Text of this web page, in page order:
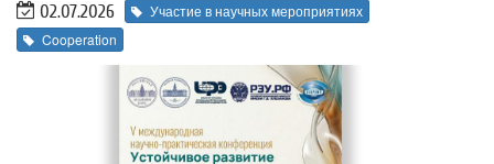
02.07.2026
Участие в научных мероприятиях
Cooperation